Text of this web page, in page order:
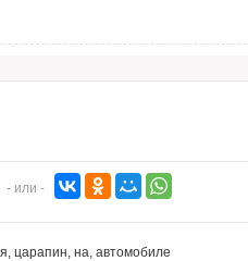
- или -
, царапин, на, автомобиле